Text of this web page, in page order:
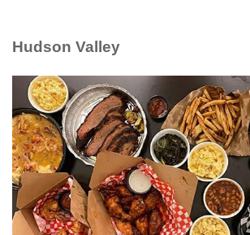
Hudson Valley